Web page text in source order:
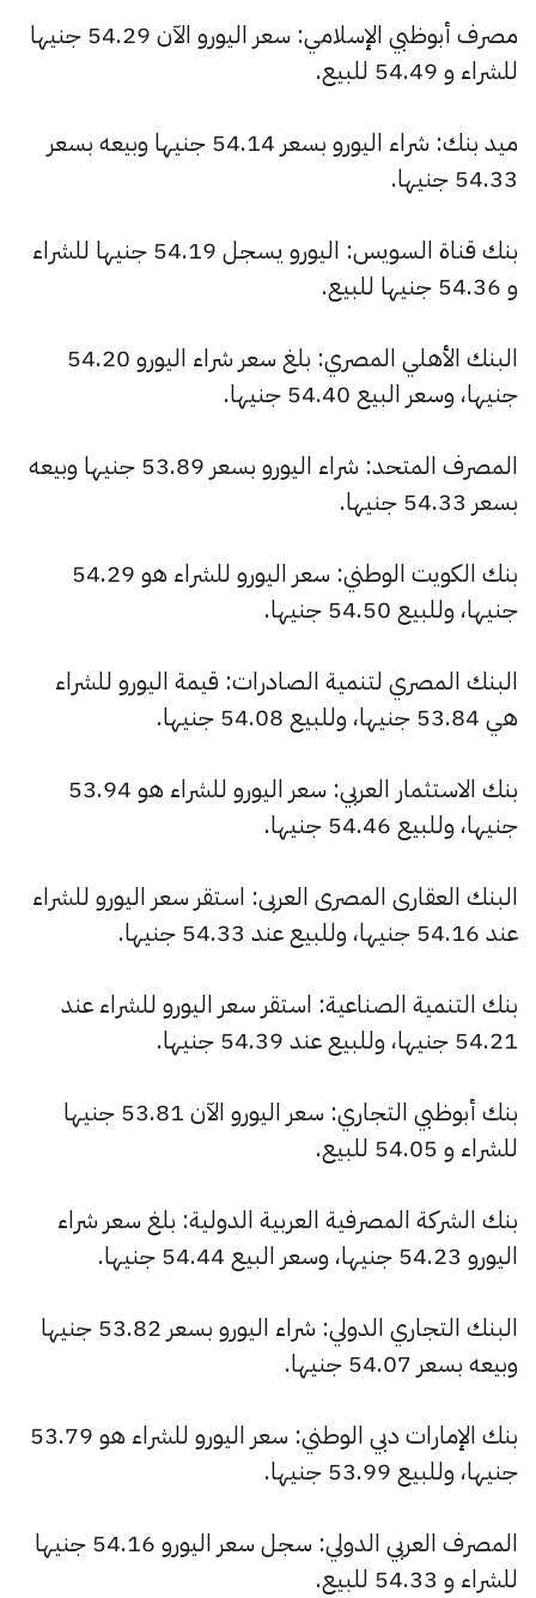
مصرف أبوظبي الإسلامي: سعر اليورو الآن 54.29 جنيها
للشراء و 54.49 للبيع.
ميد بنك: شراء اليورو بسعر 54.14 جنيها وبيعه بسعر
54.33 جنيها.
بنك قناة السويس: اليورو يسجل 54.19 جنيها للشراء
و 54.36 جنيها للبيع.
البنك الأهلي المصري: بلغ سعر شراء اليورو 54.20
جنيها، وسعر البيع 54.40 جنيها.
المصرف المتحد: شراء اليورو بسعر 53.89 جنيها وبيعه
بسعر 54.33 جنيها.
بنك الكويت الوطني: سعر اليورو للشراء هو 54.29
جنيها، وللبيع 54.50 جنيها.
البنك المصري لتنمية الصادرات: قيمة اليورو للشراء
هي 53.84 جنيها، وللبيع 54.08 جنيها.
بنك الاستثمار العربي: سعر اليورو للشراء هو 53.94
جنيها، وللبيع 54.46 جنيها.
البنك العقارى المصرى العربى: استقر سعر اليورو للشراء
عند 54.16 جنيها، وللبيع عند 54.33 جنيها.
بنك التنمية الصناعية: استقر سعر اليورو للشراء عند
54.21 جنيها، وللبيع عند 54.39 جنيها.
بنك أبوظبي التجاري: سعر اليورو الآن 53.81 جنيها
للشراء و 54.05 للبيع.
بنك الشركة المصرفية العربية الدولية: بلغ سعر شراء
اليورو 54.23 جنيها، وسعر البيع 54.44 جنيها.
البنك التجاري الدولي: شراء اليورو بسعر 53.82 جنيها
وبيعه بسعر 54.07 جنيها.
بنك الإمارات دبي الوطني: سعر اليورو للشراء هو 53.79
جنيها، وللبيع 53.99 جنيها.
المصرف العربي الدولي: سجل سعر اليورو 54.16 جنيها
للشراء و 54.33 للبيع.